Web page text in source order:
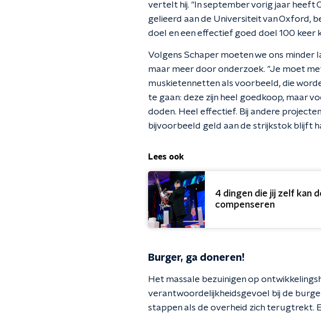
vertelt hij. "In september vorig jaar heeft
gelieerd aan de Universiteit van Oxford,
doel en een effectief goed doel 100 keer
Volgens Schaper moeten we ons minder
maar meer door onderzoek. "Je moet
muskietennetten als voorbeeld, die
te gaan: deze zijn heel goedkoop, maar
doden. Heel effectief. Bij andere
bijvoorbeeld geld aan de strijkstok blijft
Lees ook
4 dingen die jij zelf kan
compenseren
Burger, ga doneren!
Het massale bezuinigen op
verantwoordelijkheidsgevoel bij de
stappen als de overheid zich terugtrekt.